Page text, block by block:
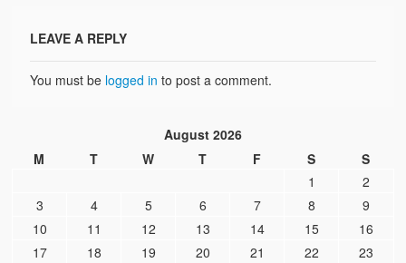
LEAVE A REPLY
You must be logged in to post a comment.
August 2026
M
T W T F S
S
1
2
3
4 5 6 7 8
9
10
11 12 13 14 15
16
17
18 19 20 21 22 23